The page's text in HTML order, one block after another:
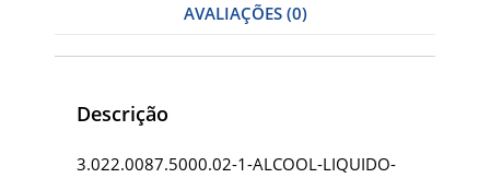
AVALIAÇÕES (0)
Descrição
3.022.0087.5000.02-1-ALCOOL-LIQUIDO-